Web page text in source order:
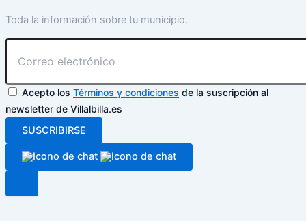
Toda la información sobre tu municipio.
Acepto los Términos y condiciones de la suscripción al
newsletter de Villalbilla.es
SUSCRIBIRSE